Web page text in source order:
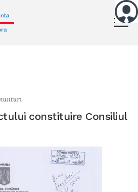
constituire Consiliul